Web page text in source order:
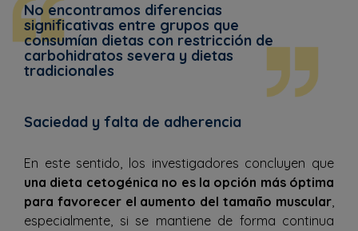
No encontramos diferencias
significativas entre grupos que
consumían dietas con restricción de
carbohidratos severa y dietas
tradicionales
Saciedad y falta de adherencia
En este sentido, los investigadores concluyen que
una dieta cetogénica no es la opción más óptima
para favorecer el aumento del tamaño muscular,
especialmente, si se mantiene de forma continua